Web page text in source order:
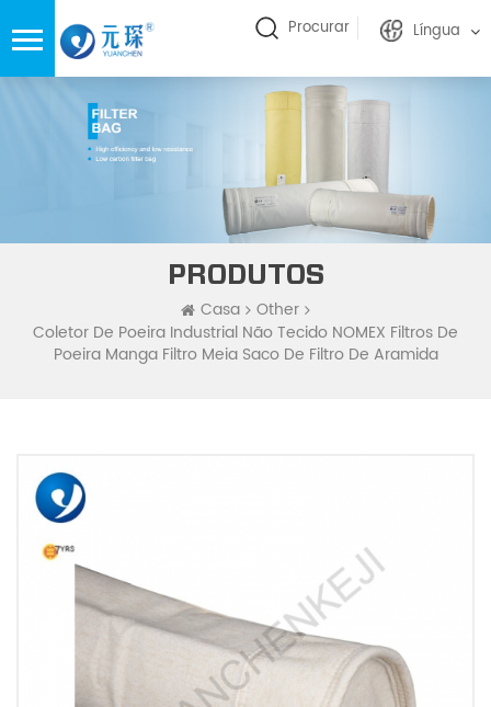
Procurar Língua
PRODUTOS
Casa
Other
Coletor De Poeira Industrial Não Tecido NOMEX Filtros De
Poeira Manga Filtro Meia Saco De Filtro De Aramida